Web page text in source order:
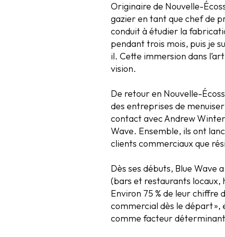
Originaire de Nouvelle-
gazier en tant que chef de
conduit à étudier la
pendant trois mois, puis je
il. Cette immersion dans
vision.
De retour en Nouvelle-
des entreprises de
contact avec Andrew
Wave. Ensemble, ils ont
clients commerciaux que
Dès ses débuts, Blue Wave
(bars et restaurants locaux,
Environ 75 % de leur chiffre
commercial dès le départ »,
comme facteur